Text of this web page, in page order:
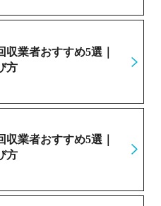
業者おすすめ5選｜
方
業者おすすめ5選｜
方